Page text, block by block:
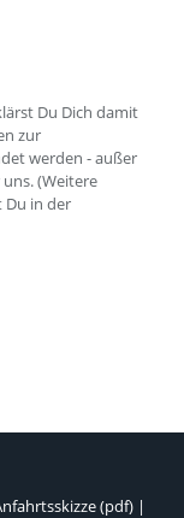
Du Dich damit
zur
werden - außer
(Weitere
in der
(pdf) |